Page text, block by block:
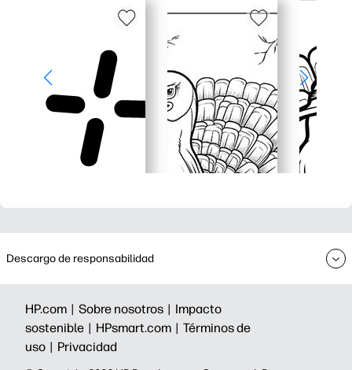
Descargo de responsabilidad
HP.com | Sobre nosotros | Impacto
sostenible | HPsmart.com | Términos de
uso | Privacidad